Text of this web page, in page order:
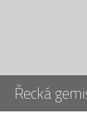
Řecká